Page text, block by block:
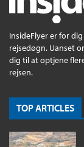
InsideFlyer er for
rejsedøgn. Uanset
dig til at optjene
rejsen.
TOP ARTICLES